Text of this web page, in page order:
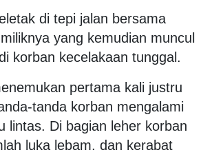
di tepi jalan bersama
yang kemudian muncul
korban kecelakaan tunggal.
pertama kali justru
tanda korban mengalami
lintas. Di bagian leher korban
luka lebam, dan kerabat